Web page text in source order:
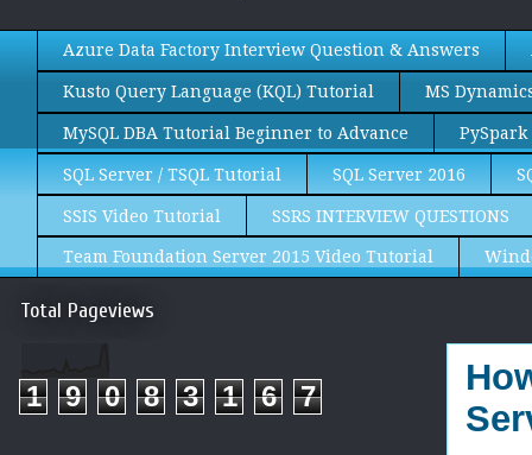
Azure Data Factory Interview Question & Answers
Kusto Query Language (KQL) Tutorial MS
MySQL DBA Tutorial Beginner to Advance
SQL Server / TSQL Tutorial SQL Server 2016
SSIS Video Tutorial SSRS INTERVIEW QUESTIONS
Team Foundation Server 2015 Video Tutorial
Total Pageviews
1 9 0 8 3 1 6 7